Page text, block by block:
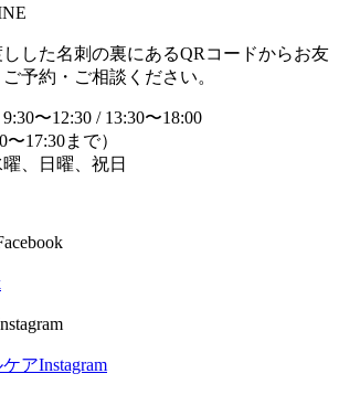
した名刺の裏にあるQRコードからお友
予約・ご相談ください。
〜12:30 / 13:30〜18:00
〜17:30まで）
曜、日曜、祝日
アInstagram